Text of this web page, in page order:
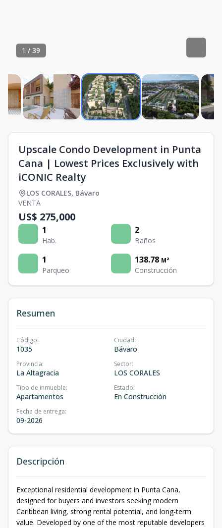
1 / 39
Upscale Condo Development in Punta
Cana | Lowest Prices Exclusively with
iCONIC Realty
LOS CORALES, Bávaro
VENTA
US$ 275,000
1
Hab.
2
Baños
1
Parqueo
138.78 M²
Construcción
Resumen
Código:
1035
Ciudad:
Bávaro
Provincia:
La Altagracia
Sector:
LOS CORALES
Tipo de inmueble:
Apartamentos
Estado:
En Construcción
Fecha de entrega:
09-2026
Descripción
Exceptional residential development in Punta Cana,
designed for buyers and investors seeking modern
Caribbean living, strong rental potential, and long-term
value. Developed by one of the most reputable developers